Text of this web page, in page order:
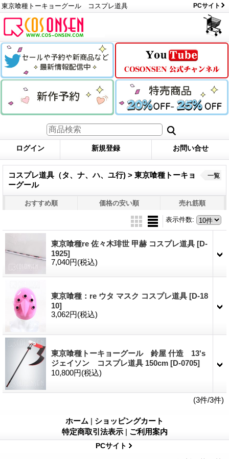
東京喰種トーキョーグール コスプレ道具 PCサイト
ログイン 新規登録 お問い合せ
コスプレ道具（タ、ナ、ハ、ユ行) > 東京喰種トーキョ
ーグール
一覧
おすすめ順 価格の安い順 売れ筋順
表示件数:
東京喰種re 佐々木琲世 甲赫 コスプレ道具 [D-
1925]
7,040円(税込)
東京喰種：re ウタ マスク コスプレ道具 [D-18
10]
3,062円(税込)
東京喰種トーキョーグール 鈴屋 什造 13's
ジェイソン コスプレ道具 150cm [D-0705]
10,800円(税込)
(3件/3件)
ホーム | ショッピングカート
特定商取引法表示 | ご利用案内
PCサイト